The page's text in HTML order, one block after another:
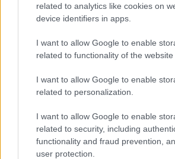
related to analytics like cookies on
device identifiers in apps.
I want to allow Google to enable
related to functionality of the website
I want to allow Google to enable
related to personalization.
I want to allow Google to enable
related to security, including
functionality and fraud prevention,
user protection.
árnyékolja be a
toborzást?
Az önkéntes területvédelmi tartalékos
forrásaink szerint nagyon is
Balla Szilárd